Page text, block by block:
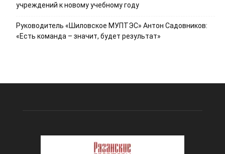
учреждений к новому учебному году
Руководитель «Шиловское МУПТЭС» Антон Садовников:
«Есть команда – значит, будет результат»